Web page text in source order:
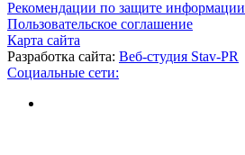
Рекомендации по защите информации
Пользовательское соглашение
Карта сайта
Разработка сайта: Веб-студия Stav-PR
Социальные сети: